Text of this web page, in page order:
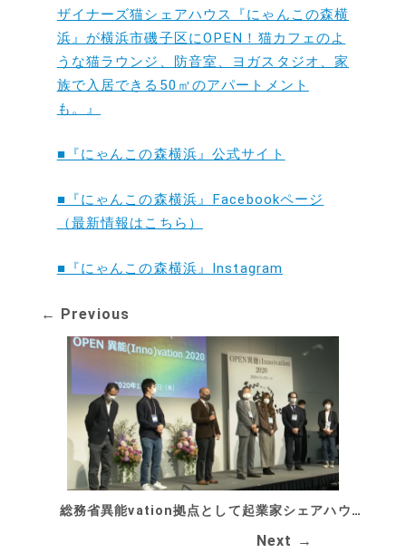
ザイナーズ猫シェアハウス『にゃんこの森横
浜』が横浜市磯子区にOPEN！猫カフェのよ
うな猫ラウンジ、防音室、ヨガスタジオ、家
族で入居できる50㎡のアパートメント
も。』
■『にゃんこの森横浜』公式サイト
■『にゃんこの森横浜』Facebookページ
（最新情報はこちら）
■『にゃんこの森横浜』Instagram
← Previous
総務省異能vation拠点として起業家シェアハウスが認定されました！
Next →